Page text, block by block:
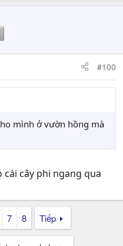
#100
mình ở vườn hồng mà
cái cây phi ngang qua
7 8 Tiếp